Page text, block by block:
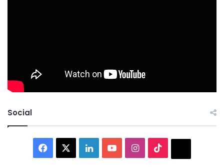
Social
Facebook LinkedInYouTubeInstagram